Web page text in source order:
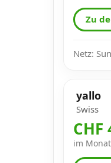
Zu
Netz:
yallo
Swiss
CHF
im Monat